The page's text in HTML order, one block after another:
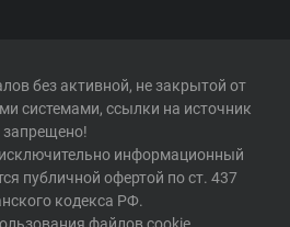
без активной, не закрытой от
системами, ссылки на источник
запрещено!
исключительно информационный
публичной офертой по ст. 437
кодекса РФ.